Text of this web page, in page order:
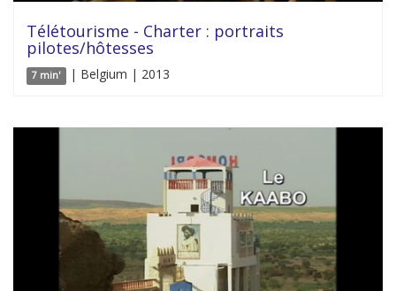
Télétourisme - Charter : portraits
pilotes/hôtesses
7 min' | Belgium | 2013